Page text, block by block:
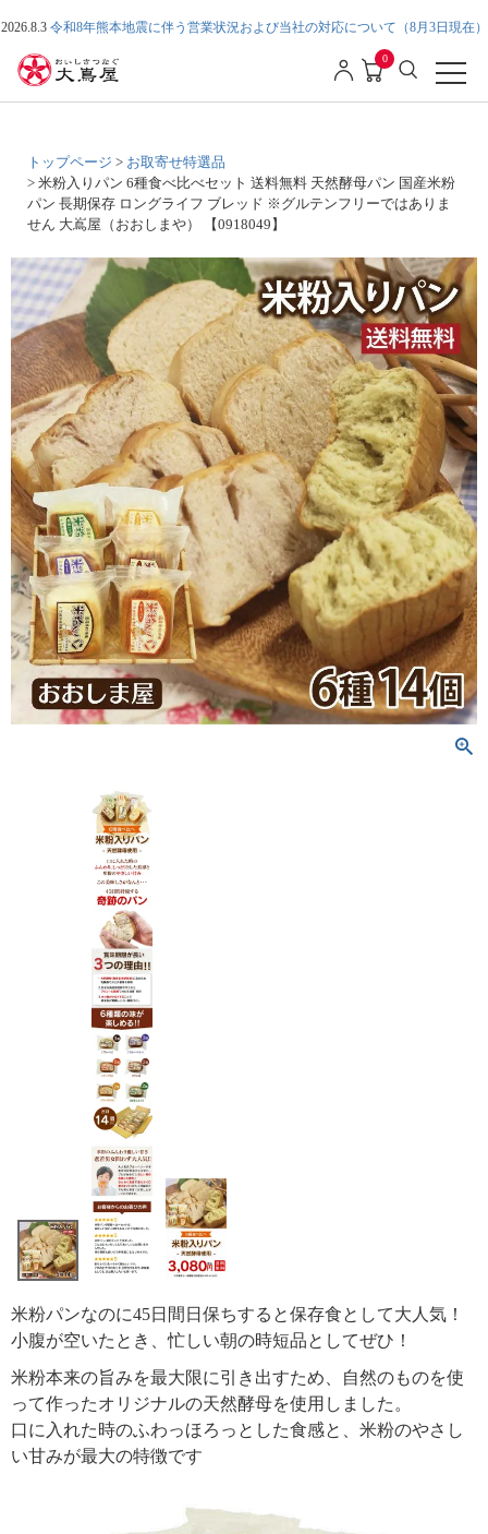
2026.8.3 令和8年熊本地震に伴う営業状況および当社の対応について（8月3日現在）
0
トップページ
お取寄せ特選品
米粉入りパン 6種食べ比べセット 送料無料 天然酵母パン 国産米粉
パン 長期保存 ロングライフ ブレッド ※グルテンフリーではありま
せん 大嶌屋（おおしまや） 【0918049】
米粉パンなのに45日間日保ちすると保存食として大人気！
小腹が空いたとき、忙しい朝の時短品としてぜひ！
米粉本来の旨みを最大限に引き出すため、自然のものを使
って作ったオリジナルの天然酵母を使用しました。
口に入れた時のふわっほろっとした食感と、米粉のやさし
い甘みが最大の特徴です